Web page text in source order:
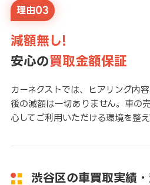
理由03
減額無し!
安心の買取金額保証
カーネクストでは、ヒアリング内
後の減額は一切ありません。車の
心してご利用いただける環境を整え
渋谷区の車買取実績